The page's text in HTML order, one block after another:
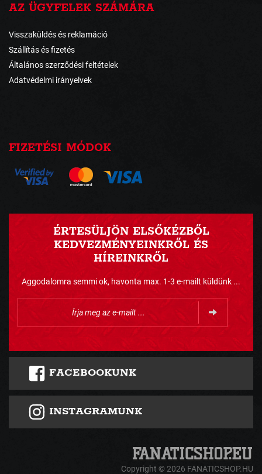
AZ ÜGYFELEK SZÁMÁRA
Visszaküldés és reklamáció
Szállítás és fizetés
Általános szerződési feltételek
Adatvédelmi irányelvek
FIZETÉSI MÓDOK
ÉRTESÜLJÖN ELSŐKÉZBŐL
KEDVEZMÉNYEINKRŐL ÉS
HÍREINKRŐL
Aggodalomra semmi ok, havonta max. 1-3 e-mailt küldünk ...
FACEBOOKUNK
INSTAGRAMUNK
Copyright © 2026 FANATICSHOP.HU